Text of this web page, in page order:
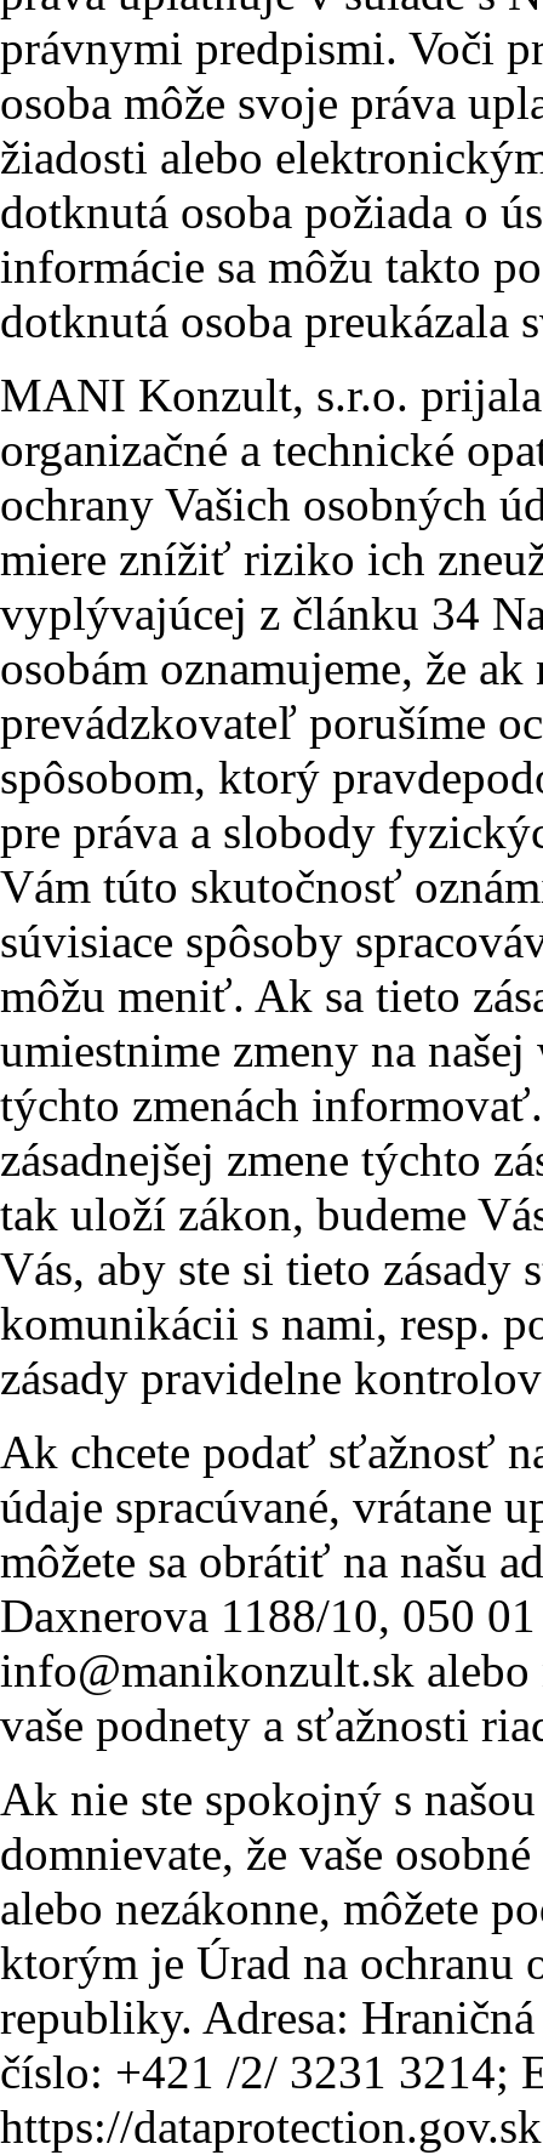
právnymi predpismi. Voči
osoba môže svoje práva
žiadosti alebo
dotknutá osoba požiada o
informácie sa môžu takto
dotknutá osoba preukázala
MANI Konzult, s.r.o.
organizačné a technické
ochrany Vašich osobných
miere znížiť riziko ich
vyplývajúcej z článku 34
osobám oznamujeme, že ak
prevádzkovateľ porušíme
spôsobom, ktorý
pre práva a slobody
Vám túto skutočnosť
súvisiace spôsoby
môžu meniť. Ak sa tieto
umiestnime zmeny na
týchto zmenách
zásadnejšej zmene týchto
tak uloží zákon, budeme
Vás, aby ste si tieto
komunikácii s nami, resp.
zásady pravidelne
Ak chcete podať sťažnosť
údaje spracúvané, vrátane
môžete sa obrátiť na našu
Daxnerova 1188/10, 050
info@manikonzult.sk
vaše podnety a sťažnosti
Ak nie ste spokojný s
domnievate, že vaše
alebo nezákonne, môžete
ktorým je Úrad na ochranu
republiky. Adresa:
číslo: +421 /2/ 3231 3214;
https://